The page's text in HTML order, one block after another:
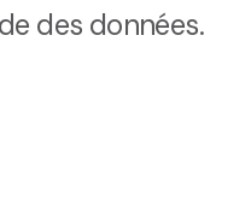
des données.